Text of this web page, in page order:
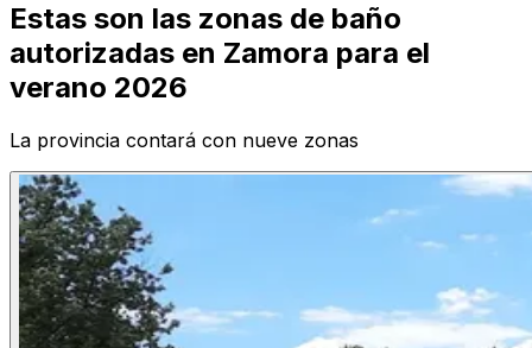
Estas son las zonas de baño
autorizadas en Zamora para el
verano 2026
La provincia contará con nueve zonas